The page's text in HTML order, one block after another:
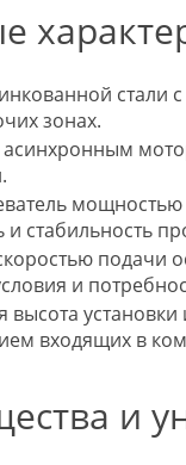
стали
зонах.
асинхронным
и стабильность
подачи
и
входящих в
и